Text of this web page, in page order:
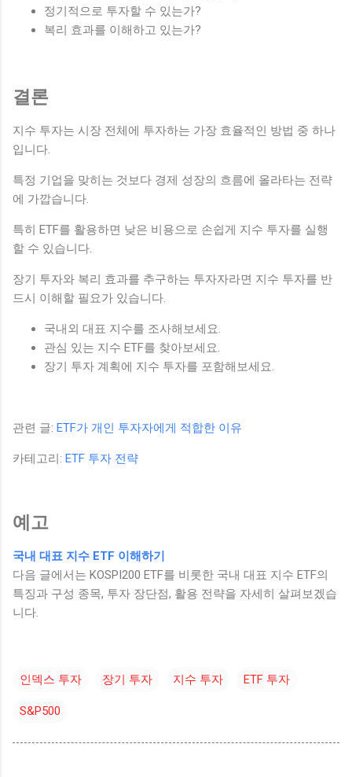
정기적으로 투자할 수 있는가?
복리 효과를 이해하고 있는가?
결론
지수 투자는 시장 전체에 투자하는 가장 효율적인 방법 중 하나
입니다.
특정 기업을 맞히는 것보다 경제 성장의 흐름에 올라타는 전략
에 가깝습니다.
특히 ETF를 활용하면 낮은 비용으로 손쉽게 지수 투자를 실행
할 수 있습니다.
장기 투자와 복리 효과를 추구하는 투자자라면 지수 투자를 반
드시 이해할 필요가 있습니다.
국내외 대표 지수를 조사해보세요.
관심 있는 지수 ETF를 찾아보세요.
장기 투자 계획에 지수 투자를 포함해보세요.
관련 글: ETF가 개인 투자자에게 적합한 이유
카테고리: ETF 투자 전략
예고
국내 대표 지수 ETF 이해하기
다음 글에서는 KOSPI200 ETF를 비롯한 국내 대표 지수 ETF의
특징과 구성 종목, 투자 장단점, 활용 전략을 자세히 살펴보겠습
니다.
인덱스 투자 장기 투자 지수 투자 ETF 투자
S&P500